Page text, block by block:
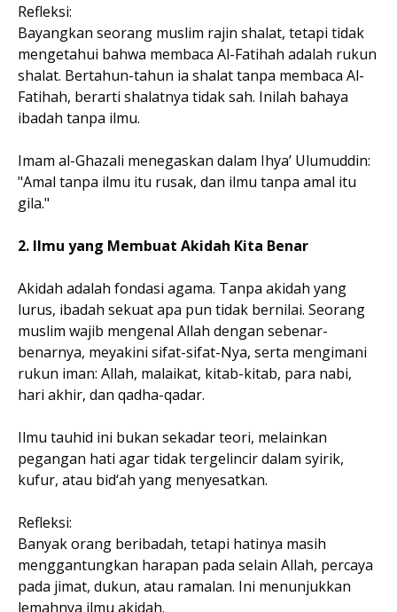
Refleksi:
Bayangkan seorang muslim rajin shalat, tetapi tidak
mengetahui bahwa membaca Al-Fatihah adalah rukun
shalat. Bertahun-tahun ia shalat tanpa membaca Al-
Fatihah, berarti shalatnya tidak sah. Inilah bahaya
ibadah tanpa ilmu.
Imam al-Ghazali menegaskan dalam Ihya’ Ulumuddin:
"Amal tanpa ilmu itu rusak, dan ilmu tanpa amal itu
gila."
2. Ilmu yang Membuat Akidah Kita Benar
Akidah adalah fondasi agama. Tanpa akidah yang
lurus, ibadah sekuat apa pun tidak bernilai. Seorang
muslim wajib mengenal Allah dengan sebenar-
benarnya, meyakini sifat-sifat-Nya, serta mengimani
rukun iman: Allah, malaikat, kitab-kitab, para nabi,
hari akhir, dan qadha-qadar.
Ilmu tauhid ini bukan sekadar teori, melainkan
pegangan hati agar tidak tergelincir dalam syirik,
kufur, atau bid‘ah yang menyesatkan.
Refleksi:
Banyak orang beribadah, tetapi hatinya masih
menggantungkan harapan pada selain Allah, percaya
pada jimat, dukun, atau ramalan. Ini menunjukkan
lemahnya ilmu akidah.